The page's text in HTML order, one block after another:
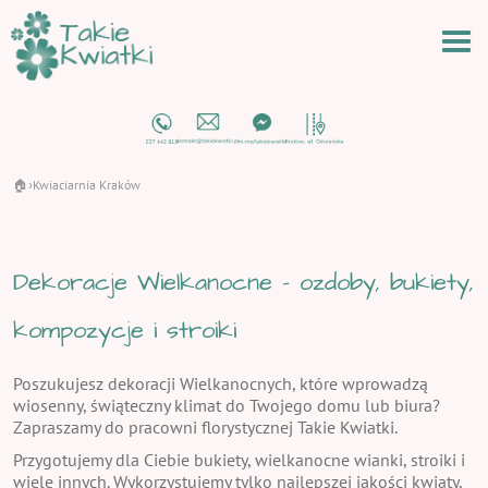
🏠 ›Kwiaciarnia Kraków
Dekoracje Wielkanocne - ozdoby, bukiety,
kompozycje i stroiki
Poszukujesz dekoracji Wielkanocnych, które wprowadzą
wiosenny, świąteczny klimat do Twojego domu lub biura?
Zapraszamy do pracowni florystycznej Takie Kwiatki.
Przygotujemy dla Ciebie bukiety, wielkanocne wianki, stroiki i
wiele innych. Wykorzystujemy tylko najlepszej jakości kwiaty,